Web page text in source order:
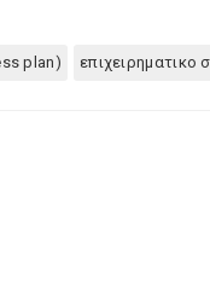
plan) επιχειρηματικο